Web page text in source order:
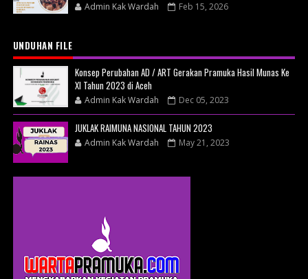
Admin Kak Wardah Feb 15, 2026
UNDUHAN FILE
Konsep Perubahan AD / ART Gerakan Pramuka Hasil Munas Ke
XI Tahun 2023 di Aceh
Admin Kak Wardah Dec 05, 2023
JUKLAK RAIMUNA NASIONAL TAHUN 2023
Admin Kak Wardah May 21, 2023